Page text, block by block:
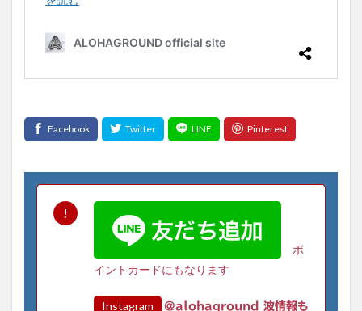
ポ
イントカードにもなります
Instagram @alohaground 波情報も